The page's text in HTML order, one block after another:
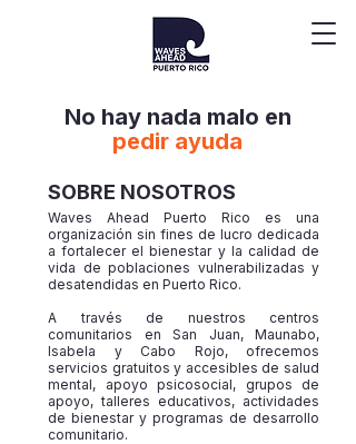
No hay nada malo en
pedir ayuda
SOBRE NOSOTROS
Waves Ahead Puerto Rico es una
organización sin fines de lucro dedicada
a fortalecer el bienestar y la calidad de
vida de poblaciones vulnerabilizadas y
desatendidas en Puerto Rico.
A través de nuestros centros
comunitarios en San Juan, Maunabo,
Isabela y Cabo Rojo, ofrecemos
servicios gratuitos y accesibles de salud
mental, apoyo psicosocial, grupos de
apoyo, talleres educativos, actividades
de bienestar y programas de desarrollo
comunitario.